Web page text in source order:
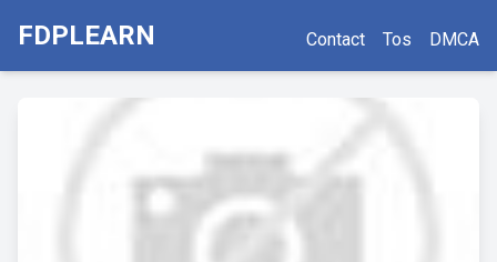
FDPLEARN Contact Tos DMCA